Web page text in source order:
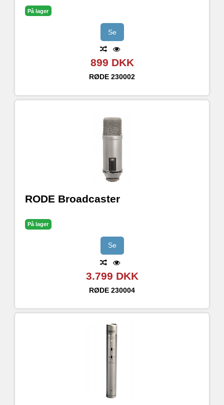
På lager
Se
899 DKK
RØDE 230002
RODE Broadcaster
På lager
Se
3.799 DKK
RØDE 230004